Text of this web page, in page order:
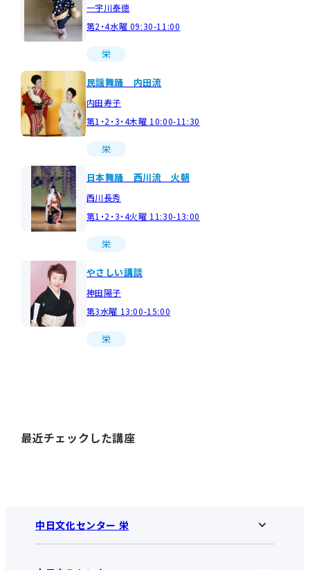
一宇川泰徳
第2・4水曜 09:30-11:00
栄
民謡舞踊 内田流
内田寿子
第1・2・3・4木曜 10:00-11:30
栄
日本舞踊 西川流 火朝
西川長秀
第1・2・3・4火曜 11:30-13:00
栄
やさしい講談
神田陽子
第3水曜 13:00-15:00
栄
最近チェックした講座
中日文化センター 栄